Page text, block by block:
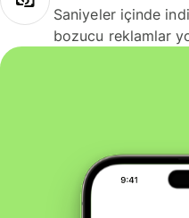
Saniyeler içinde
bozucu reklamlar